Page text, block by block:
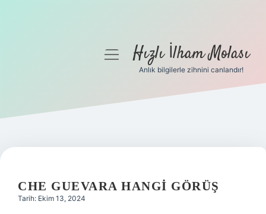
Gizlilik Politikası
Yasal Uyarı
menüyüHızlı İlham Molası
Anlık bilgilerle zihnini canlandır!
CHE GUEVARA HANGI GÖRÜŞ
Tarih: Ekim 13, 2024